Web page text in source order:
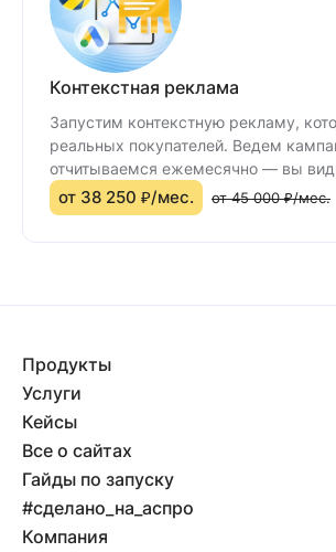
Контекстная реклама
Запустим контекстную рекламу,
реальных покупателей. Ведем
отчитываемся ежемесячно — вы
вложенный рубль.
от 38 250 ₽/мес. от 45 000 ₽/мес.
Продукты
Услуги
Кейсы
Все о сайтах
Гайды по запуску
#сделано_на_аспро
Компания